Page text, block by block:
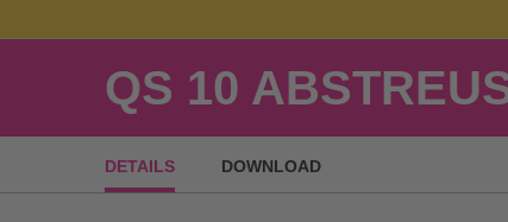
QS 10
DETAILS DOWNLOAD